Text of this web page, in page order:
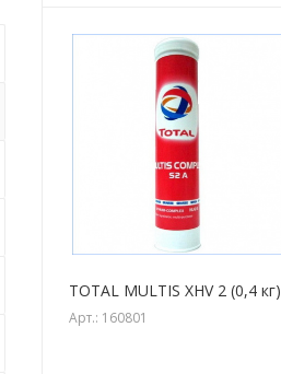
TOTAL MULTIS XHV 2 (0,4 кг)
Арт.: 160801